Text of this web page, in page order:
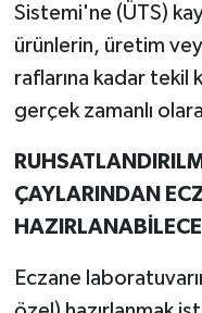
Sistemi'ne (ÜTS)
ürünlerin, üretim
raflarına kadar tekil
gerçek zamanlı
ÇAYLARINDAN
Eczane